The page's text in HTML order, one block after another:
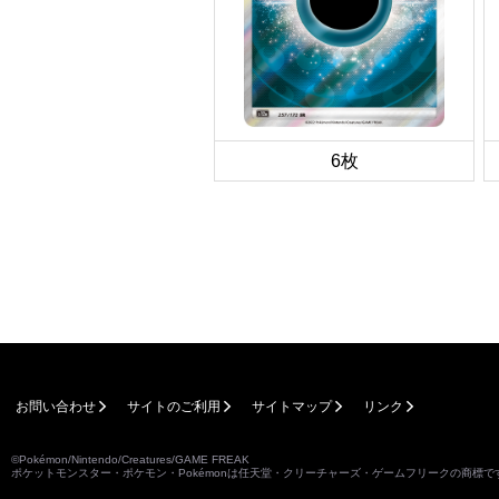
6枚
お問い合わせ サイトのご利用 サイトマップ リンク
©Pokémon/Nintendo/Creatures/GAME FREAK
ポケットモンスター・ポケモン・Pokémonは任天堂・クリーチャーズ・ゲームフリークの商標で